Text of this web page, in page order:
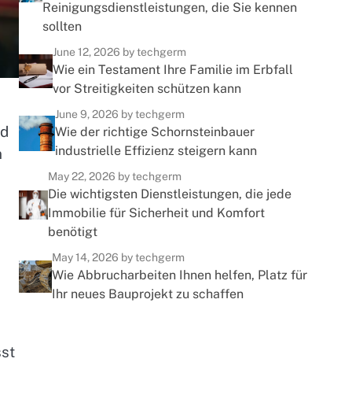
Reinigungsdienstleistungen, die Sie kennen
sollten
June 12, 2026 by techgerm
Wie ein Testament Ihre Familie im Erbfall
vor Streitigkeiten schützen kann
June 9, 2026 by techgerm
Wie der richtige Schornsteinbauer
industrielle Effizienz steigern kann
May 22, 2026 by techgerm
Die wichtigsten Dienstleistungen, die jede
Immobilie für Sicherheit und Komfort
benötigt
May 14, 2026 by techgerm
Wie Abbrucharbeiten Ihnen helfen, Platz für
Ihr neues Bauprojekt zu schaffen